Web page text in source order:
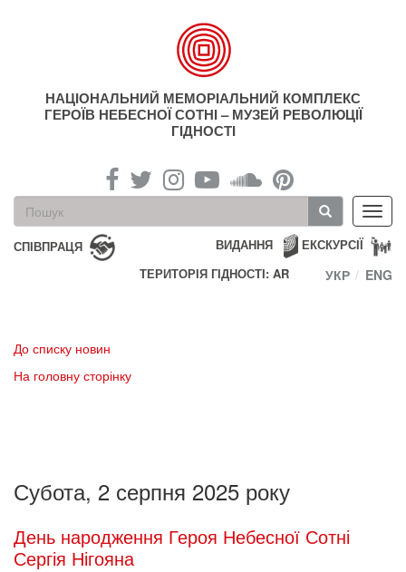
НАЦІОНАЛЬНИЙ МЕМОРІАЛЬНИЙ КОМПЛЕКС
ГЕРОЇВ НЕБЕСНОЇ СОТНІ – МУЗЕЙ РЕВОЛЮЦІЇ
ГІДНОСТІ
Пошукова
форма
Пошук
СПІВПРАЦЯ ЕКСКУРСІЇ
ВИДАННЯ
ТЕРИТОРІЯ ГІДНОСТІ: AR
УКР ENG
До списку новин
На головну сторінку
Субота, 2 серпня 2025 року
День народження Героя Небесної Сотні
Сергія Нігояна